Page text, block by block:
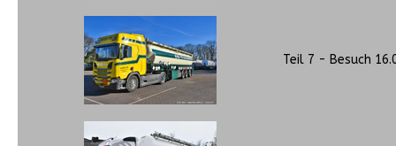
Teil 7 - Besuch